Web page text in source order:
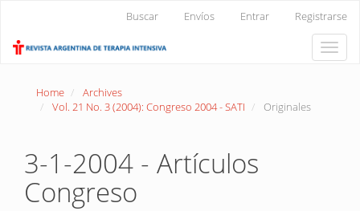
Content
Buscar Envíos Entrar Registrarse
Toggle
Home
Archives
Vol. 21 No. 3 (2004): Congreso 2004 - SATI
Originales
3-1-2004 - Artículos
Congreso